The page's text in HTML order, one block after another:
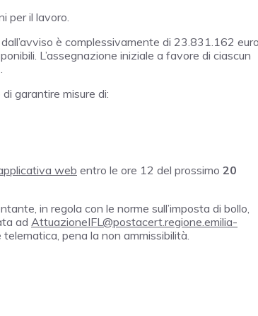
per il lavoro.
è complessivamente di 23.831.162
L’assegnazione iniziale a favore di ciascun
garantire misure di:
web entro le ore 12 del prossimo 20
in regola con le norme sull’imposta di bollo,
ad AttuazioneIFL@postacert.regione.emilia-
pena la non ammissibilità.